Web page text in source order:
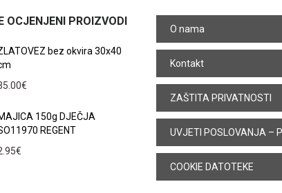
OCJENJENI PROIZVODI
bez okvira 30x40
€
150g DJEČJA
REGENT
€
O nama
Kontakt
ZAŠTITA PRIVATNOSTI
UVJETI POSLOVANJA –
COOKIE DATOTEKE